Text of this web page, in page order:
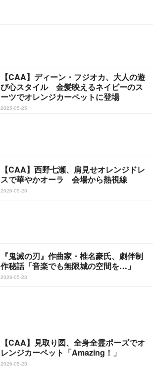
【CAA】ディーン・フジオカ、大人の遊
び心スタイル 金髪映えるネイビーのス
ーツでオレンジカーペットに登場
2025-05-25
【CAA】西野七瀬、肩見せオレンジドレ
スで華やかオーラ 会場から熱視線
2026-05-23
『鬼滅の刃』作曲家・椎名豪氏、劇伴制
作秘話「音楽でも無限城の空間を…」
2026-05-23
【CAA】見取り図、全身全霊ポーズでオ
レンジカーペット「Amazing！」
2026-05-23